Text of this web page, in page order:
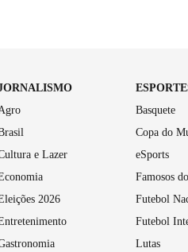
e Lazer
2026
Basquete
Copa do
eSports
Famosos
Futebol
Futebol
Lutas